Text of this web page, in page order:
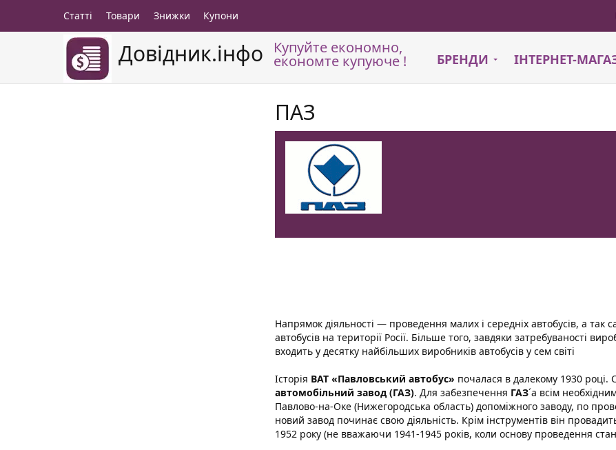
Довідник.інфо Купуйте економно,
економте купуюче ! БРЕНДИ ІНТЕРНЕТ-
Статті Товари Знижки Купони
ПАЗ
Напрямок діяльності — проведення малих і середніх автобусів, а
автобусів на території Росії. Більше того, завдяки затребуваності
входить у десятку найбільших виробників автобусів у сем світі
Історія ВАТ «Павловський автобус» почалася в далекому 1930 році.
автомобільний завод (ГАЗ). Для забезпечення ГАЗ´а всім
Павлово-на-Оке (Нижегородська область) допоміжного заводу, по
новий завод починає свою діяльність. Крім інструментів він
1952 року (не вважаючи 1941-1945 років, коли основу проведення